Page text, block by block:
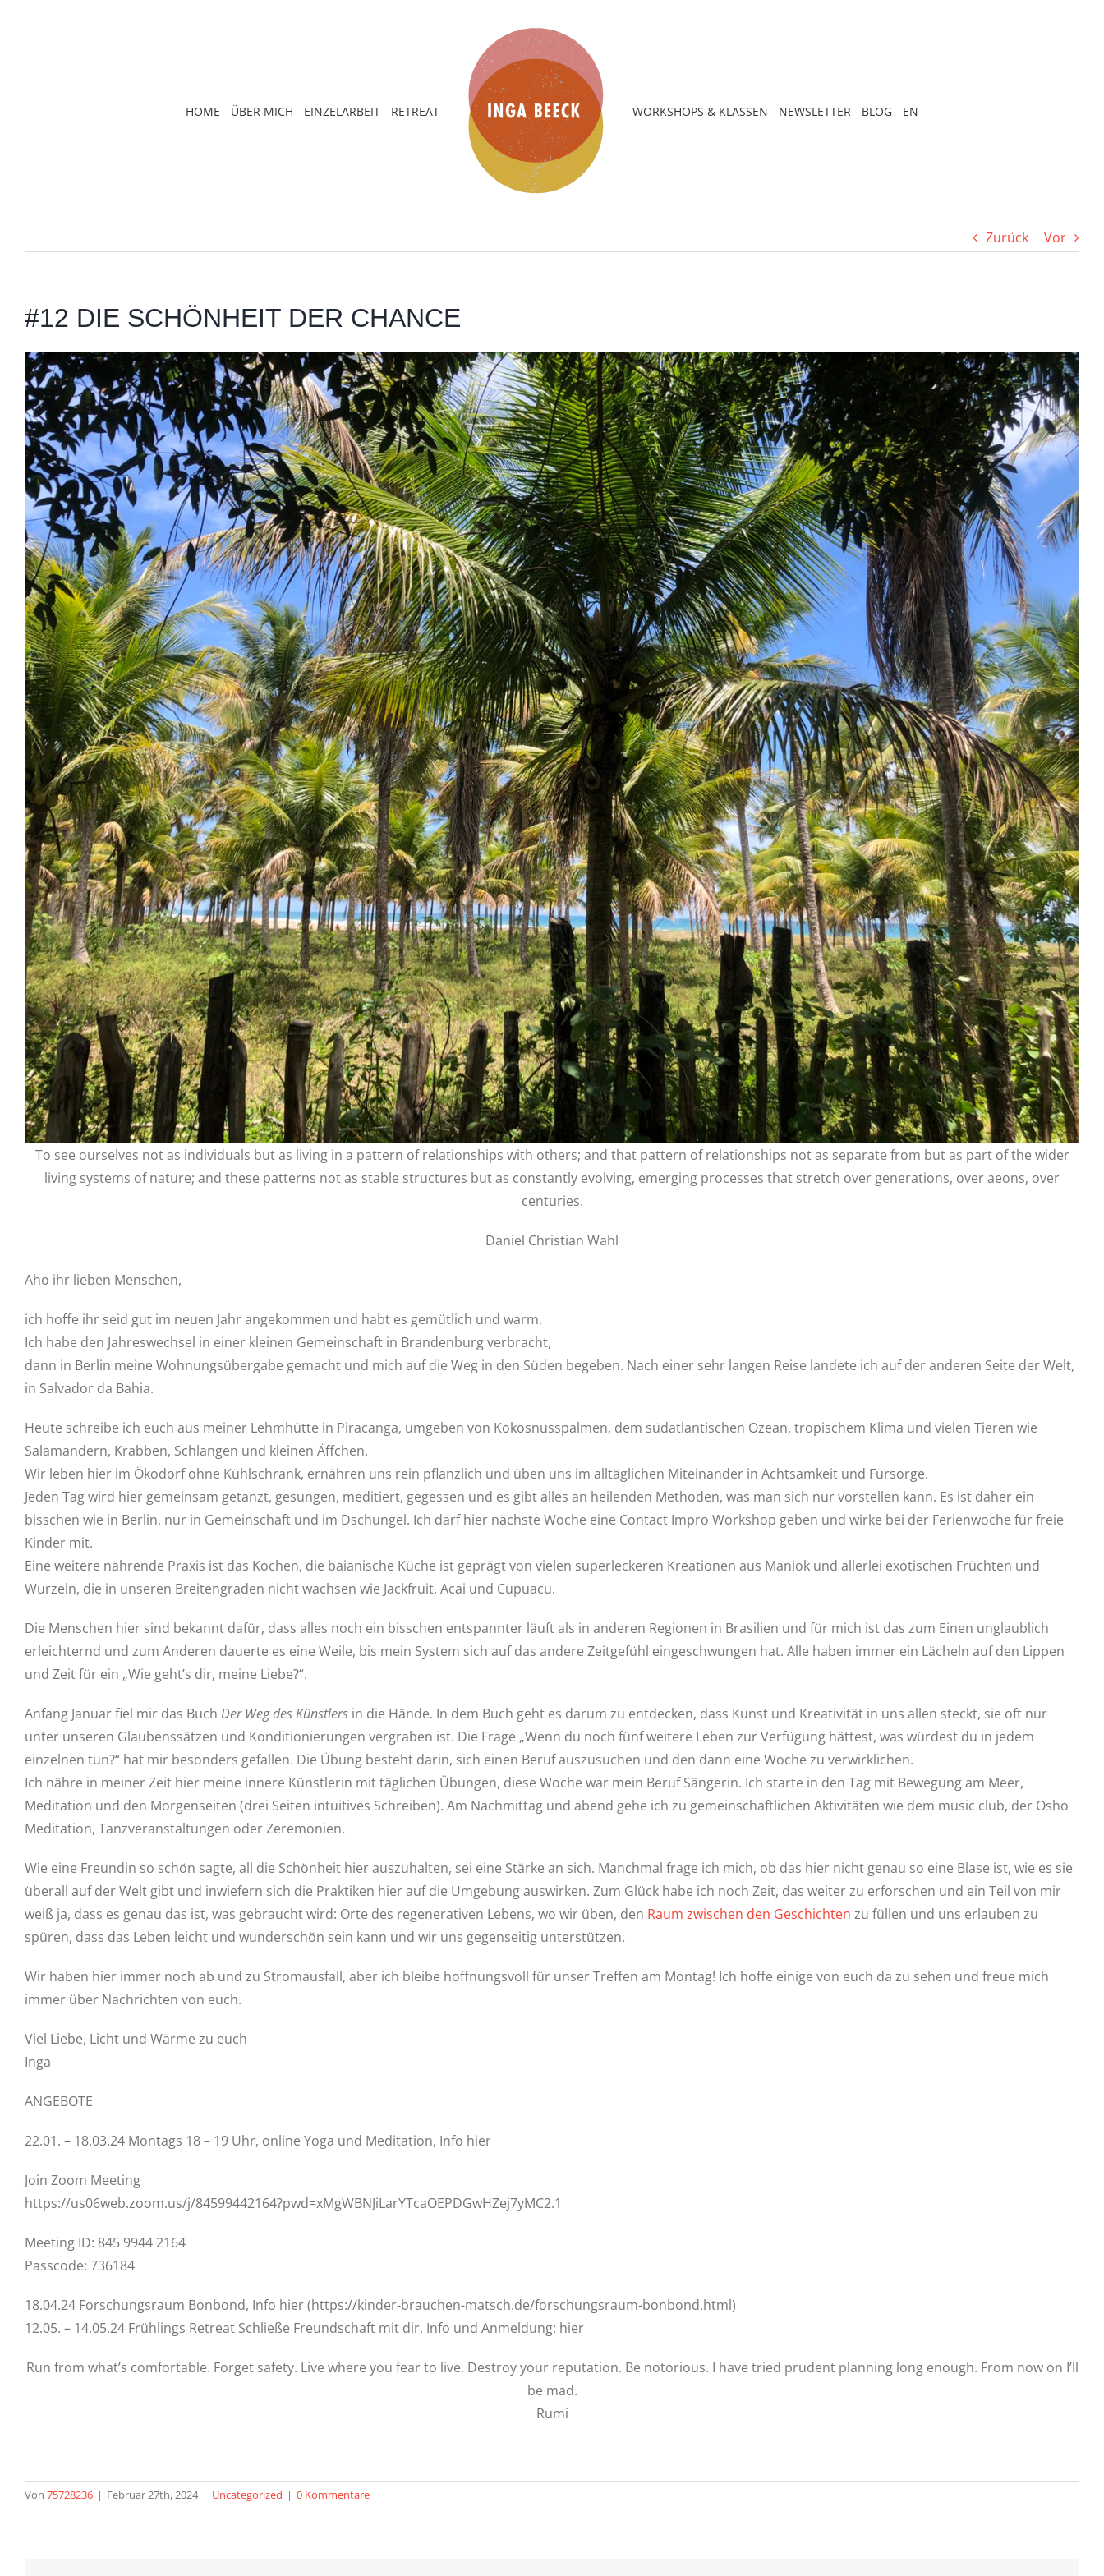
HOME ÜBER MICH EINZELARBEIT RETREAT WORKSHOPS & KLASSEN NEWSLETTER BLOG EN
Zurück Vor
#12 DIE SCHÖNHEIT DER CHANCE
To see ourselves not as individuals but as living in a pattern of relationships with others; and that pattern of relationships not as separate from but as part of the wider
living systems of nature; and these patterns not as stable structures but as constantly evolving, emerging processes that stretch over generations, over aeons, over
centuries.
Daniel Christian Wahl
Aho ihr lieben Menschen,
ich hoffe ihr seid gut im neuen Jahr angekommen und habt es gemütlich und warm.
Ich habe den Jahreswechsel in einer kleinen Gemeinschaft in Brandenburg verbracht,
dann in Berlin meine Wohnungsübergabe gemacht und mich auf die Weg in den Süden begeben. Nach einer sehr langen Reise landete ich auf der anderen Seite der Welt,
in Salvador da Bahia.
Heute schreibe ich euch aus meiner Lehmhütte in Piracanga, umgeben von Kokosnusspalmen, dem südatlantischen Ozean, tropischem Klima und vielen Tieren wie
Salamandern, Krabben, Schlangen und kleinen Äffchen.
Wir leben hier im Ökodorf ohne Kühlschrank, ernähren uns rein pflanzlich und üben uns im alltäglichen Miteinander in Achtsamkeit und Fürsorge.
Jeden Tag wird hier gemeinsam getanzt, gesungen, meditiert, gegessen und es gibt alles an heilenden Methoden, was man sich nur vorstellen kann. Es ist daher ein
bisschen wie in Berlin, nur in Gemeinschaft und im Dschungel. Ich darf hier nächste Woche eine Contact Impro Workshop geben und wirke bei der Ferienwoche für freie
Kinder mit.
Eine weitere nährende Praxis ist das Kochen, die baianische Küche ist geprägt von vielen superleckeren Kreationen aus Maniok und allerlei exotischen Früchten und
Wurzeln, die in unseren Breitengraden nicht wachsen wie Jackfruit, Acai und Cupuacu.
Die Menschen hier sind bekannt dafür, dass alles noch ein bisschen entspannter läuft als in anderen Regionen in Brasilien und für mich ist das zum Einen unglaublich
erleichternd und zum Anderen dauerte es eine Weile, bis mein System sich auf das andere Zeitgefühl eingeschwungen hat. Alle haben immer ein Lächeln auf den Lippen
und Zeit für ein „Wie geht’s dir, meine Liebe?“.
Anfang Januar fiel mir das Buch Der Weg des Künstlers in die Hände. In dem Buch geht es darum zu entdecken, dass Kunst und Kreativität in uns allen steckt, sie oft nur
unter unseren Glaubenssätzen und Konditionierungen vergraben ist. Die Frage „Wenn du noch fünf weitere Leben zur Verfügung hättest, was würdest du in jedem
einzelnen tun?“ hat mir besonders gefallen. Die Übung besteht darin, sich einen Beruf auszusuchen und den dann eine Woche zu verwirklichen.
Ich nähre in meiner Zeit hier meine innere Künstlerin mit täglichen Übungen, diese Woche war mein Beruf Sängerin. Ich starte in den Tag mit Bewegung am Meer,
Meditation und den Morgenseiten (drei Seiten intuitives Schreiben). Am Nachmittag und abend gehe ich zu gemeinschaftlichen Aktivitäten wie dem music club, der Osho
Meditation, Tanzveranstaltungen oder Zeremonien.
Wie eine Freundin so schön sagte, all die Schönheit hier auszuhalten, sei eine Stärke an sich. Manchmal frage ich mich, ob das hier nicht genau so eine Blase ist, wie es sie
überall auf der Welt gibt und inwiefern sich die Praktiken hier auf die Umgebung auswirken. Zum Glück habe ich noch Zeit, das weiter zu erforschen und ein Teil von mir
weiß ja, dass es genau das ist, was gebraucht wird: Orte des regenerativen Lebens, wo wir üben, den Raum zwischen den Geschichten zu füllen und uns erlauben zu
spüren, dass das Leben leicht und wunderschön sein kann und wir uns gegenseitig unterstützen.
Wir haben hier immer noch ab und zu Stromausfall, aber ich bleibe hoffnungsvoll für unser Treffen am Montag! Ich hoffe einige von euch da zu sehen und freue mich
immer über Nachrichten von euch.
Viel Liebe, Licht und Wärme zu euch
Inga
ANGEBOTE
22.01. – 18.03.24 Montags 18 – 19 Uhr, online Yoga und Meditation, Info hier
Join Zoom Meeting
https://us06web.zoom.us/j/84599442164?pwd=xMgWBNJiLarYTcaOEPDGwHZej7yMC2.1
Meeting ID: 845 9944 2164
Passcode: 736184
18.04.24 Forschungsraum Bonbond, Info hier (https://kinder-brauchen-matsch.de/forschungsraum-bonbond.html)
12.05. – 14.05.24 Frühlings Retreat Schließe Freundschaft mit dir, Info und Anmeldung: hier
Run from what’s comfortable. Forget safety. Live where you fear to live. Destroy your reputation. Be notorious. I have tried prudent planning long enough. From now on I’ll
be mad.
Rumi
Von 75728236 | Februar 27th, 2024 | Uncategorized | 0 Kommentare